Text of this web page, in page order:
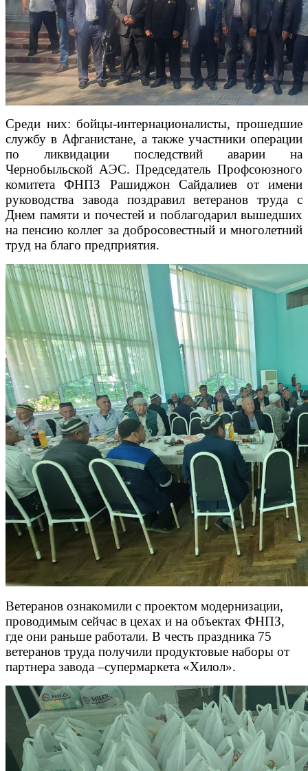
Среди них: бойцы-интернационалисты, прошедшие
службу в Афганистане, а также участники операции
по ликвидации последствий аварии на
Чернобыльской АЭС. Председатель Профсоюзного
комитета ФНПЗ Рашиджон Сайдалиев от имени
руководства завода поздравил ветеранов труда с
Днем памяти и почестей и поблагодарил вышедших
на пенсию коллег за добросовестный и многолетний
труд на благо предприятия.
Ветеранов ознакомили с проектом модернизации,
проводимым сейчас в цехах и на объектах ФНПЗ,
где они раньше работали. В честь праздника 75
ветеранов труда получили продуктовые наборы от
партнера завода –супермаркета «Хилол».